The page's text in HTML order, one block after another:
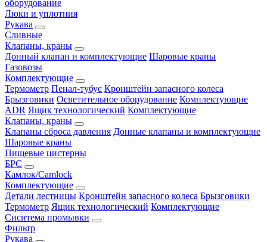
оборудование
Люки и уплотния
Рукава
Сливные
Клапаны, краны
Донный клапан и комплектующие Шаровые краны
Газовозы
Комплектующие
Термометр Пенал-тубус Кронштейн запасного колеса
Брызговики Осветительное оборудование Комплектующие
ADR Ящик технологический Комплектующие
Клапаны, краны
Клапаны сброса давления Донные клапаны и комплектующие
Шаровые краны
Пищевые цистерны
БРС
Камлок/Camlock
Комплектующие
Детали лестницы Кронштейн запасного колеса Брызговики
Термометр Ящик технологический Комплектующие
Сиситема промывки
Фильтр
Рукава